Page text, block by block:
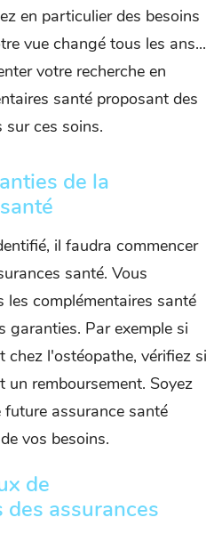
en particulier des besoins
vue changé tous les ans...
votre recherche en
santé proposant des
ces soins.
de la
il faudra commencer
santé. Vous
les complémentaires santé
garanties. Par exemple si
chez l'ostéopathe, vérifiez si
un remboursement. Soyez
assurance santé
vos besoins.
de
assurances